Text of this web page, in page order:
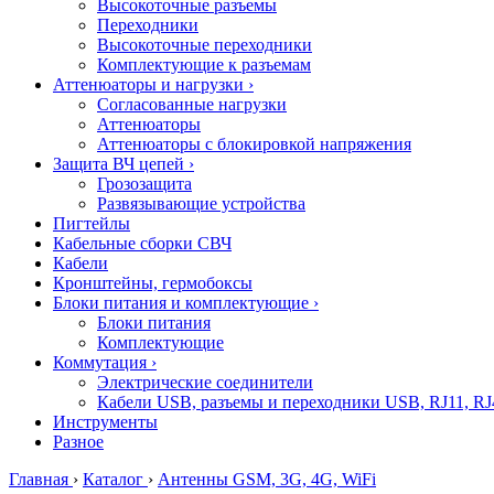
Высокоточные разъемы
Переходники
Высокоточные переходники
Комплектующие к разъемам
Аттенюаторы и нагрузки ›
Согласованные нагрузки
Аттенюаторы
Аттенюаторы с блокировкой напряжения
Защита ВЧ цепей ›
Грозозащита
Развязывающие устройства
Пигтейлы
Кабельные сборки СВЧ
Кабели
Кронштейны, гермобоксы
Блоки питания и комплектующие ›
Блоки питания
Комплектующие
Коммутация ›
Электрические соединители
Кабели USB, разъемы и переходники USB, RJ11,
Инструменты
Разное
Главная › Каталог › Антенны GSM, 3G, 4G, WiFi